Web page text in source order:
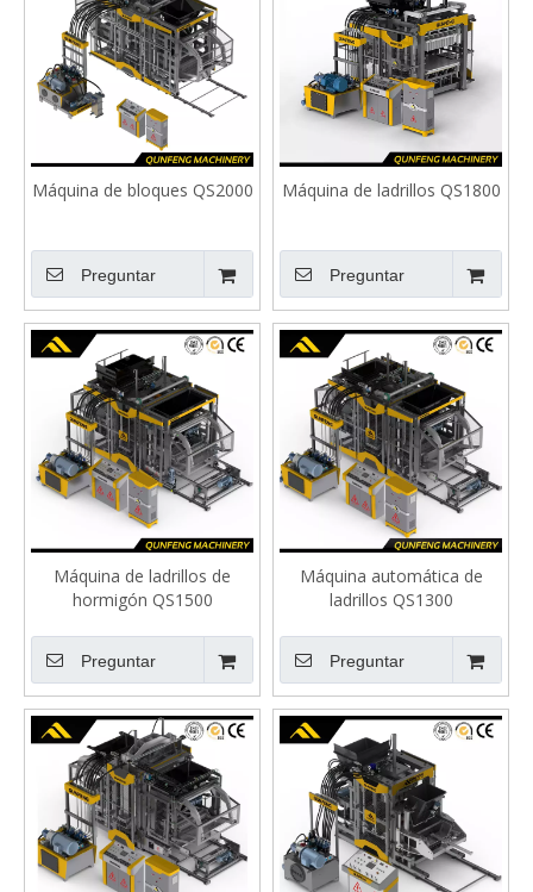
Máquina de bloques QS2000
Preguntar
Máquina de ladrillos QS1800
Preguntar
Máquina de ladrillos de
hormigón QS1500
Preguntar
Máquina automática de
ladrillos QS1300
Preguntar